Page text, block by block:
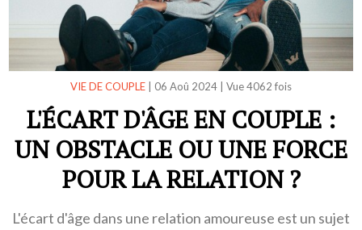
VIE DE COUPLE 06 Aoû 2024 Vue 4062 fois
L'ÉCART D'ÂGE EN COUPLE :
UN OBSTACLE OU UNE FORCE
POUR LA RELATION ?
L'écart d'âge dans une relation amoureuse est un sujet